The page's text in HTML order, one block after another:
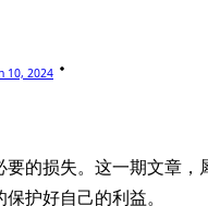
10, 2024
的损失。这一期文章
护好自己的利益。